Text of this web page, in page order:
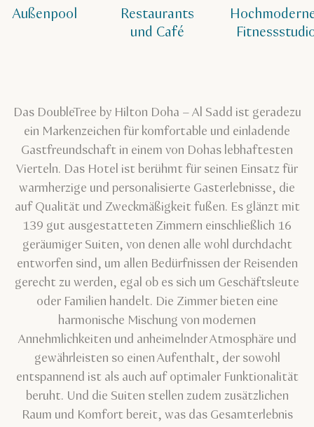
Außenpool
Restaurants
und Café
Das DoubleTree by Hilton Doha – Al Sadd ist geradezu
ein Markenzeichen für komfortable und einladende
Gastfreundschaft in einem von Dohas lebhaftesten
Vierteln. Das Hotel ist berühmt für seinen Einsatz für
warmherzige und personalisierte Gasterlebnisse, die
auf Qualität und Zweckmäßigkeit fußen. Es glänzt mit
139 gut ausgestatteten Zimmern einschließlich 16
geräumiger Suiten, von denen alle wohl durchdacht
entworfen sind, um allen Bedürfnissen der Reisenden
gerecht zu werden, egal ob es sich um Geschäftsleute
oder Familien handelt. Die Zimmer bieten eine
harmonische Mischung von modernen
Annehmlichkeiten und anheimelnder Atmosphäre und
gewährleisten so einen Aufenthalt, der sowohl
entspannend ist als auch auf optimaler Funktionalität
beruht. Und die Suiten stellen zudem zusätzlichen
Raum und Komfort bereit, was das Gesamterlebnis